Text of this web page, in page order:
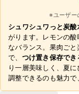
※ユーザー
シュワシュワっと炭
がります。レモンの
なバランス。果肉ご
で、 つけ置き保存でき
り一層美味しく、夏
調整できるのも魅力で